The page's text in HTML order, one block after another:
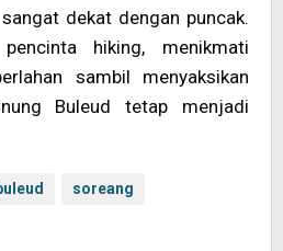
dekat dengan puncak.
hiking, menikmati
sambil menyaksikan
Buleud tetap menjadi
soreang